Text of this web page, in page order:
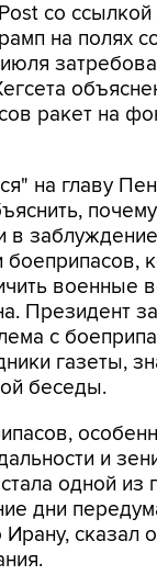
со ссылкой
на полях
ракет на
на главу
в
боеприпасов,
военные
Президент
с
газеты,
беседы.
и
одной из
дни
сказал